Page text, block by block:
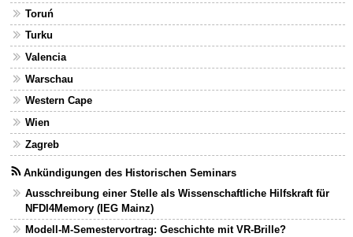
Toruń
Turku
Valencia
Warschau
Western Cape
Wien
Zagreb
Ankündigungen des Historischen Seminars
Ausschreibung einer Stelle als Wissenschaftliche Hilfskraft für
NFDI4Memory (IEG Mainz)
Modell-M-Semestervortrag: Geschichte mit VR-Brille?